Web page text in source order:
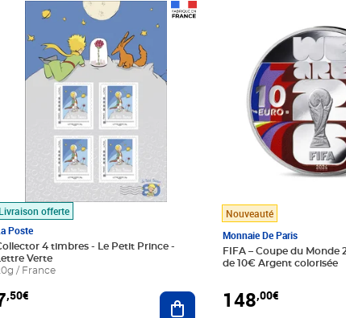
panier
Livraison offerte
Poste
4 timbres - Le Petit Prince -
Lettre Verte
/ France
,50€
Prix 7,50€
Ajouter au panier
Nouveauté
Monnaie De Paris
FIFA – Coupe du Monde
de 10€ Argent colorisée
148,00€